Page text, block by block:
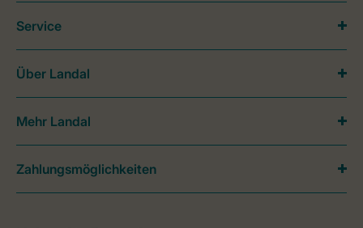
Service
Über Landal
Mehr Landal
Zahlungsmöglichkeiten